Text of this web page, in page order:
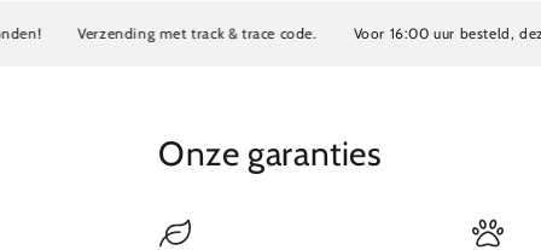
Verzending met track & trace code. Voor 16:00 uur besteld,
Onze garanties